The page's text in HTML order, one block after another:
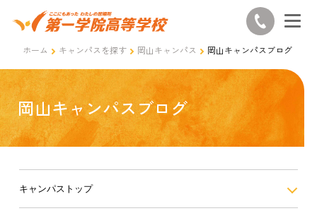
ホーム キャンパスを探す 岡山キャンパス 岡山キャンパスブログ
岡山キャンパスブログ
キャンパストップ